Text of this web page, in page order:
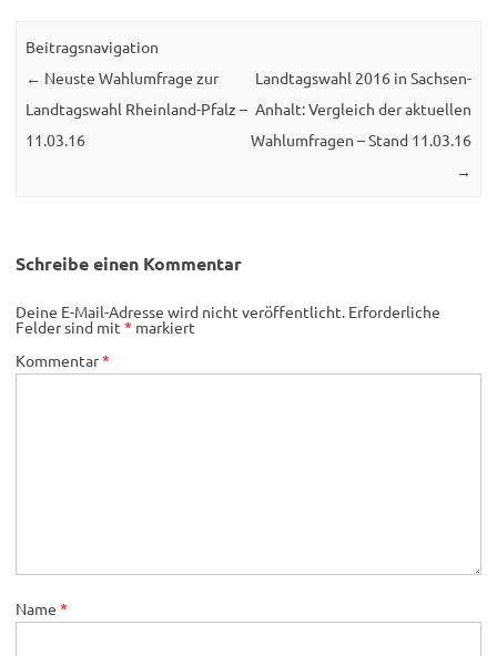
Beitragsnavigation
← Neuste Wahlumfrage zur
Landtagswahl Rheinland-Pfalz –
11.03.16
Landtagswahl 2016 in Sachsen-
Anhalt: Vergleich der aktuellen
Wahlumfragen – Stand 11.03.16
→
Schreibe einen Kommentar
Deine E-Mail-Adresse wird nicht veröffentlicht. Erforderliche
Felder sind mit * markiert
Kommentar*
Name *